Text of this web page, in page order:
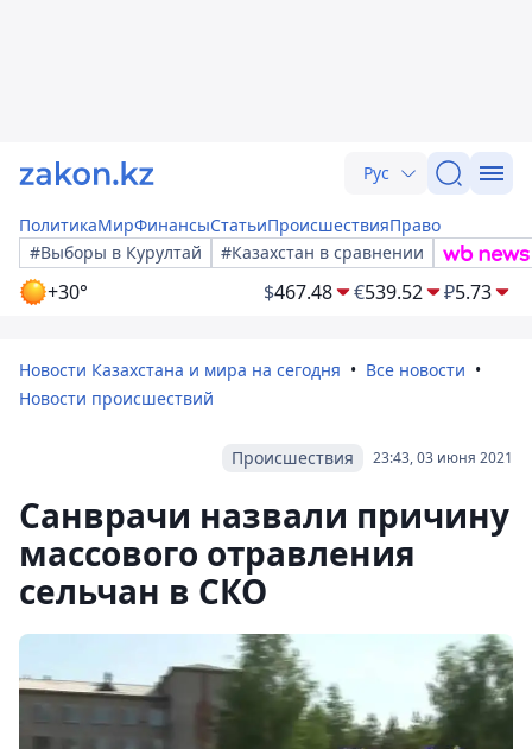
Рус
ПолитикаМирФинансыСтатьиПроисшествияПраво
#Выборы в Курултай
#Казахстан в сравнении
+30° $467.48 €539.52 ₽5.73
Новости Казахстана и мира на сегодня
Все новости
Новости происшествий
23:43, 03 июня 2021
Происшествия
Санврачи назвали причину
массового отравления
сельчан в СКО